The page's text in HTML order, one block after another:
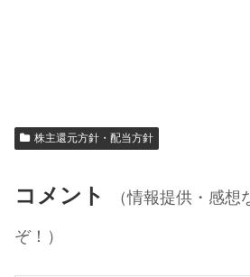
株主還元方針・配当方針
コメント
（情報提供・感
ぞ！）